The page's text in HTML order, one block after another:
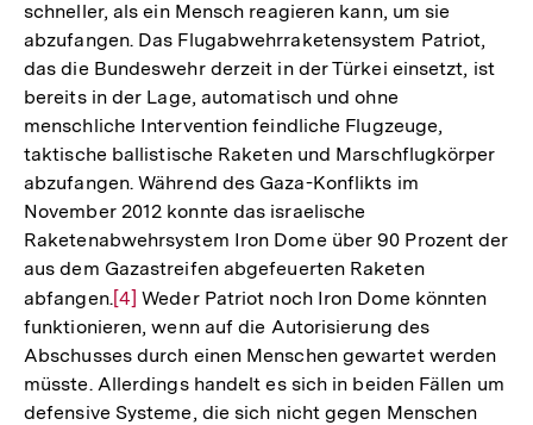
schneller, als ein Mensch reagieren kann, um sie
abzufangen. Das Flugabwehrraketensystem Patriot,
das die Bundeswehr derzeit in der Türkei einsetzt, ist
bereits in der Lage, automatisch und ohne
menschliche Intervention feindliche Flugzeuge,
taktische ballistische Raketen und Marschflugkörper
abzufangen. Während des Gaza-Konflikts im
November 2012 konnte das israelische
Raketenabwehrsystem Iron Dome über 90 Prozent der
aus dem Gazastreifen abgefeuerten Raketen
abfangen.Zur
Auflösung
der
Fußnote
[4] Weder Patriot noch Iron Dome könnten
funktionieren, wenn auf die Autorisierung des
Abschusses durch einen Menschen gewartet werden
müsste. Allerdings handelt es sich in beiden Fällen um
defensive Systeme, die sich nicht gegen Menschen